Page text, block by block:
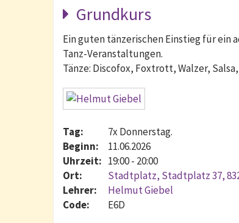
Grundkurs
Ein guten tänzerischen Einstieg für ein
Tanz-Veranstaltungen.
Tänze: Discofox, Foxtrott, Walzer,
Tag:
7x Donnerstag.
Beginn:
11.06.2026
Uhrzeit: 19:00 - 20:00
Ort:
Stadtplatz, Stadtplatz 37,
Lehrer:
Helmut Giebel
Code:
E6D